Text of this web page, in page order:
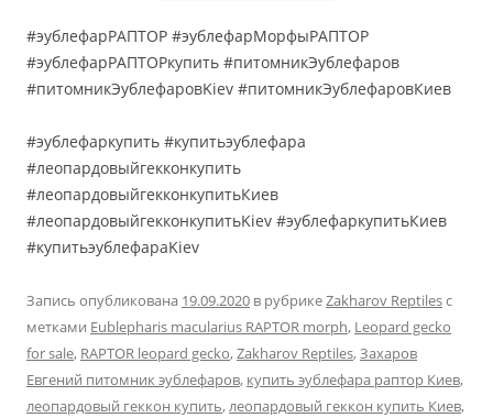
#эублефарРАПТОР #эублефарМорфыРАПТОР
#эублефарРАПТОРкупить #питомникЭублефаров
#питомникЭублефаровKiev #питомникЭублефаровКиев
#эублефаркупить #купитьэублефара
#леопардовыйгекконкупить
#леопардовыйгекконкупитьКиев
#леопардовыйгекконкупитьKiev #эублефаркупитьКиев
#купитьэублефараKiev
Запись опубликована 19.09.2020 в рубрикеZakharov Reptilesс
метками Eublepharis macularius RAPTOR morph, Leopard gecko
for sale, RAPTOR leopard gecko,Zakharov Reptiles,Захаров
Евгений питомник эублефаров, купить эублефара раптор Киев,
леопардовый геккон купить,леопардовый геккон купить Киев,